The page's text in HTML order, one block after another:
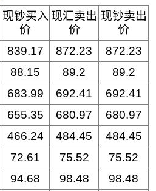
现钞买入
价
现汇卖出
价
现钞卖出
价
839.17 872.23
872.23
88.15 89.2
89.2
683.99 692.41
692.41
655.35 680.97
680.97
466.24 484.45
484.45
72.61 75.52
75.52
94.68 98.48
98.48